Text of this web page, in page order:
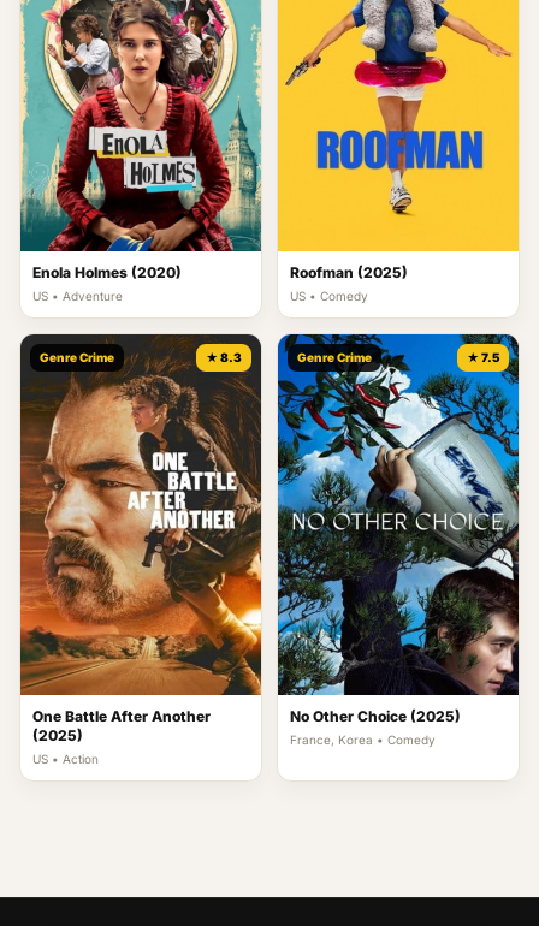
Enola Holmes (2020)
US • Adventure
Roofman (2025)
US • Comedy
Genre Crime ★ 8.3
One Battle After Another
(2025)
US • Action
Genre Crime ★ 7.5
No Other Choice (2025)
France, Korea • Comedy